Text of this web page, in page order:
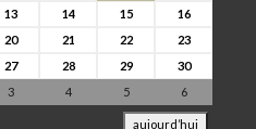
13 14 15
16
20 21 22
23
27 28 29
30
3 4 5 6
aujourd’hui